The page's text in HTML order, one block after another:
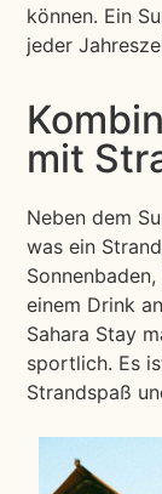
können. Ein
jeder
mit
Neben dem
was ein
einem Drink
Sahara Stay
sportlich. Es
Strandspaß